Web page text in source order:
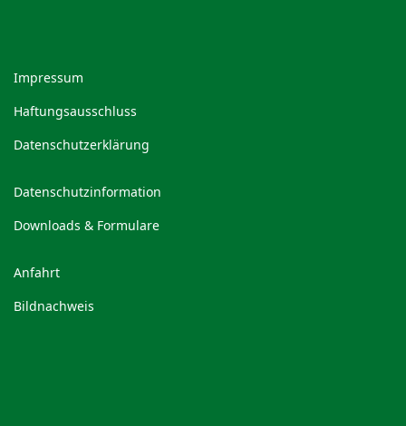
Impressum
Haftungsausschluss
Datenschutzerklärung
Datenschutzinformation
Downloads & Formulare
Anfahrt
Bildnachweis